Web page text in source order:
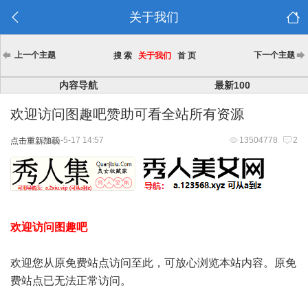
关于我们
上一个主题 搜 索 关于我们 首 页 下一个主题
内容导航 最新100
欢迎访问图趣吧赞助可看全站所有资源
点击重新加载 13504778 2
2025-5-17 14:57
欢迎访问图趣吧
欢迎您从原免费站点访问至此，可放心浏览本站内容。原免
费站点已无法正常访问。